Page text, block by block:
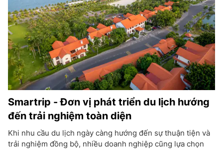
Smartrip - Đơn vị phát triển du lịch hướng
đến trải nghiệm toàn diện
Khi nhu cầu du lịch ngày càng hướng đến sự thuận tiện và
trải nghiệm đồng bộ, nhiều doanh nghiệp cũng lựa chọn